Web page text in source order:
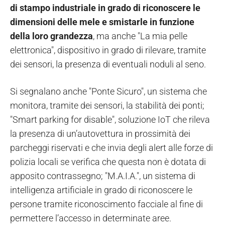
di stampo industriale in grado di riconoscere le
dimensioni delle mele e smistarle in funzione
della loro grandezza, ma anche "La mia pelle
elettronica", dispositivo in grado di rilevare, tramite
dei sensori, la presenza di eventuali noduli al seno.
Si segnalano anche "Ponte Sicuro", un sistema che
monitora, tramite dei sensori, la stabilità dei ponti;
"Smart parking for disable", soluzione IoT che rileva
la presenza di un’autovettura in prossimità dei
parcheggi riservati e che invia degli alert alle forze di
polizia locali se verifica che questa non è dotata di
apposito contrassegno; "M.A.I.A.", un sistema di
intelligenza artificiale in grado di riconoscere le
persone tramite riconoscimento facciale al fine di
permettere l’accesso in determinate aree.